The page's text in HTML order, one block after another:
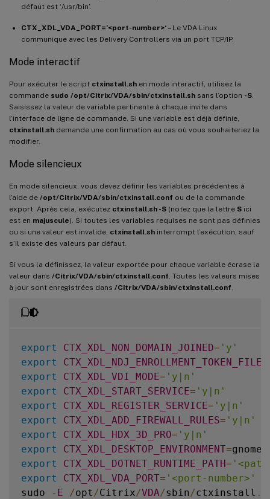
défaut est ‘/usr/bin’.
CTX_XDL_VDA_PORT=’<port-number>‘– Le VDA Linux
communique avec les Delivery Controllers via un port TCP/IP.
Mode interactif
Pour exécuter le script ctxinstall.sh en mode interactif, utilisez la
commande sudo /opt/Citrix/VDA/sbin/ctxinstall.sh sans l’option -S
Saisissez la valeur de variable pertinente à chaque invite dans
l’interface de ligne de commande. Si une variable est déjà définie,
ctxinstall.sh demande une confirmation au cas où vous souhaiteriez la
modifier.
Mode silencieux
En mode silencieux, vous devez définir les variables précédentes à
l’aide de /opt/Citrix/VDA/sbin/ctxinstall.conf ou de la commande
export. Après cela, exécutez ctxinstall.sh -S (notez que la lettre S ici
est en majuscule). Si toutes les variables requises ne sont pas définies
ou si une valeur est invalide, ctxinstall.sh interrompt l’exécution, sauf
s’il existe des valeurs par défaut.
Si vous la définissez, la valeur exportée pour chaque variable écrase la
valeur dans /Citrix/VDA/sbin/ctxinstall.conf . Toutes les valeurs mises
à jour sont enregistrées dans /Citrix/VDA/sbin/ctxinstall.conf
export CTX_XDL_NON_DOMAIN_JOINED= 'y'
export
CTX_XDL_NDJ_ENROLLMENT_TOKEN_FILE
export
CTX_XDL_VDI_MODE= 'y|n'
export
CTX_XDL_START_SERVICE= 'y|n'
export
CTX_XDL_REGISTER_SERVICE= 'y|n'
export
CTX_XDL_ADD_FIREWALL_RULES= 'y|n'
export
CTX_XDL_HDX_3D_PRO= 'y|n'
export
CTX_XDL_DESKTOP_ENVIRONMENT=gnome
export
CTX_XDL_DOTNET_RUNTIME_PATH=
export
CTX_XDL_VDA_PORT= '<port-number>'
sudo
- E /opt /Citrix/VDA/sbin/ctxinstall .